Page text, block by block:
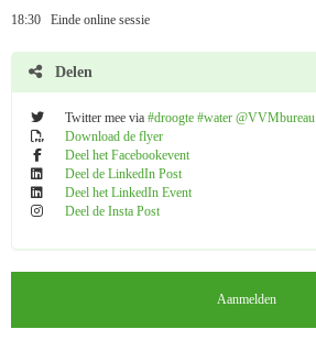
18:30 Einde online sessie
Delen
Twitter mee via #droogte #water @VVMbureau
Download de flyer
Deel het Facebookevent
Deel de LinkedIn Post
Deel het LinkedIn Event
Deel de Insta Post
Aanmelden